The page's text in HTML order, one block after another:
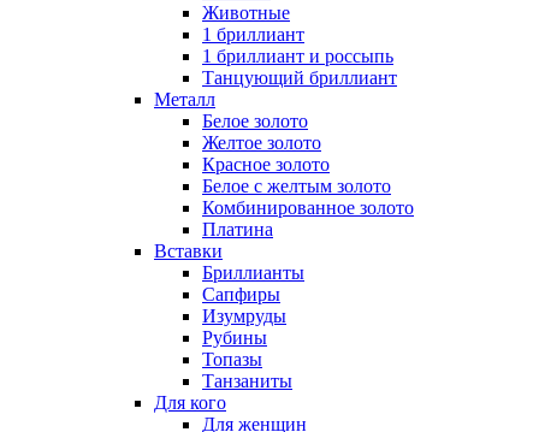
Животные
1 бриллиант
1 бриллиант и россыпь
Танцующий бриллиант
Металл
Белое золото
Желтое золото
Красное золото
Белое с желтым золото
Комбинированное золото
Платина
Вставки
Бриллианты
Сапфиры
Изумруды
Рубины
Топазы
Танзаниты
Для кого
Для женщин